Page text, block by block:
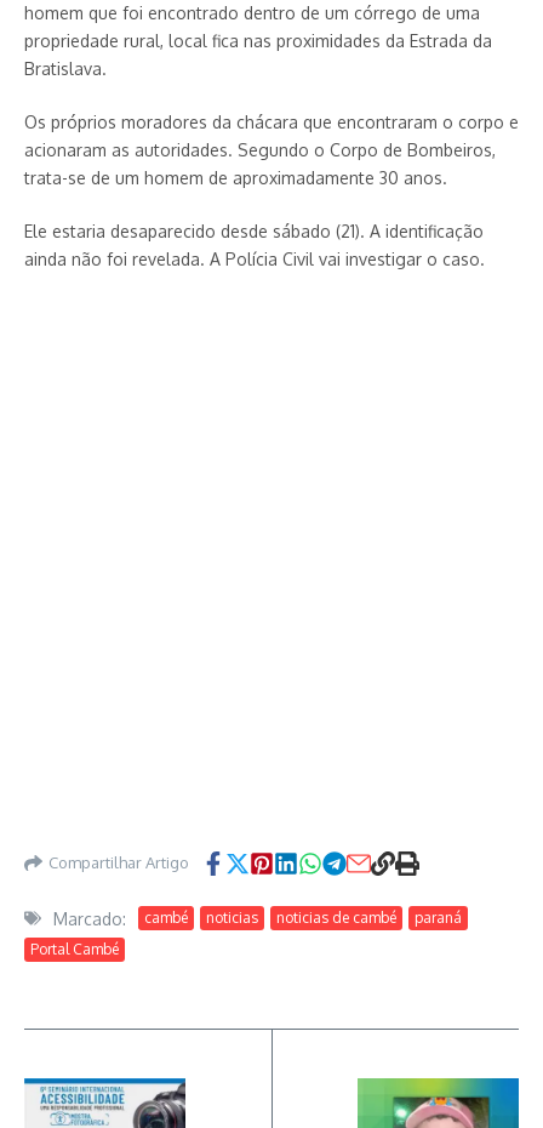
homem que foi encontrado dentro de um córrego de uma
propriedade rural, local fica nas proximidades da Estrada da
Bratislava.
Os próprios moradores da chácara que encontraram o corpo e
acionaram as autoridades. Segundo o Corpo de Bombeiros,
trata-se de um homem de aproximadamente 30 anos.
Ele estaria desaparecido desde sábado (21). A identificação
ainda não foi revelada. A Polícia Civil vai investigar o caso.
Compartilhar Artigo
Marcado: cambé noticias noticias de cambé
paraná
Portal Cambé